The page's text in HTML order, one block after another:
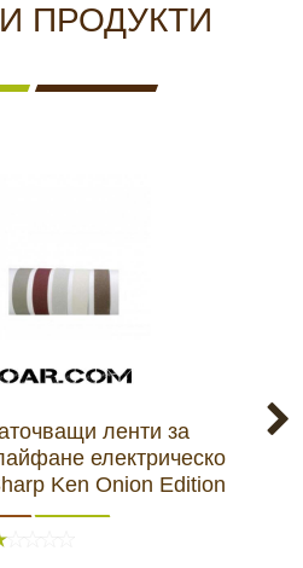
ПРОДУКТИ
ленти за
електрическо
Ken Onion Edition